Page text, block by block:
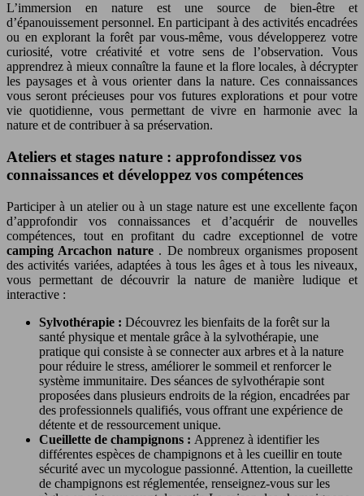
L’immersion en nature est une source de bien-être et
d’épanouissement personnel. En participant à des activités encadrées
ou en explorant la forêt par vous-même, vous développerez votre
curiosité, votre créativité et votre sens de l’observation. Vous
apprendrez à mieux connaître la faune et la flore locales, à décrypter
les paysages et à vous orienter dans la nature. Ces connaissances
vous seront précieuses pour vos futures explorations et pour votre
vie quotidienne, vous permettant de vivre en harmonie avec la
nature et de contribuer à sa préservation.
Ateliers et stages nature : approfondissez vos
connaissances et développez vos compétences
Participer à un atelier ou à un stage nature est une excellente façon
d’approfondir vos connaissances et d’acquérir de nouvelles
compétences, tout en profitant du cadre exceptionnel de votre
camping Arcachon nature . De nombreux organismes proposent
des activités variées, adaptées à tous les âges et à tous les niveaux,
vous permettant de découvrir la nature de manière ludique et
interactive :
Sylvothérapie : Découvrez les bienfaits de la forêt sur la
santé physique et mentale grâce à la sylvothérapie, une
pratique qui consiste à se connecter aux arbres et à la nature
pour réduire le stress, améliorer le sommeil et renforcer le
système immunitaire. Des séances de sylvothérapie sont
proposées dans plusieurs endroits de la région, encadrées par
des professionnels qualifiés, vous offrant une expérience de
détente et de ressourcement unique.
Cueillette de champignons : Apprenez à identifier les
différentes espèces de champignons et à les cueillir en toute
sécurité avec un mycologue passionné. Attention, la cueillette
de champignons est réglementée, renseignez-vous sur les